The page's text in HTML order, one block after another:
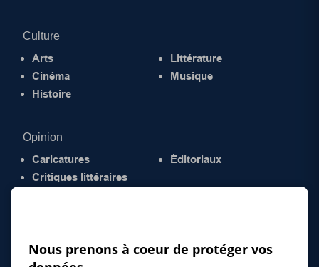
Culture
Arts
Cinéma
Histoire
Littérature
Musique
Opinion
Caricatures
Critiques littéraires
Éditoriaux
Nous prenons à coeur de protéger vos